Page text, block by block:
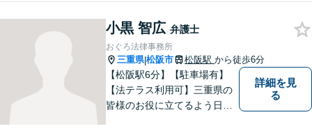
小黒 智広 弁護士
おぐろ法律事務所
三重県|松阪市 松阪駅 から徒歩6分
【松阪駅6分】【駐車場有】
【法テラス利用可】三重県の
皆様のお役に立てるよう日々
詳細を見
る